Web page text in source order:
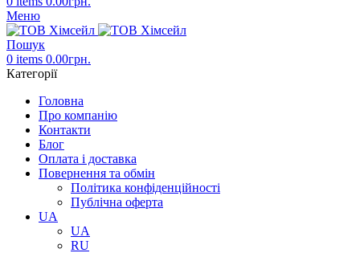
Меню
Пошук
0 items 0.00грн.
Категорії
Головна
Про компанію
Контакти
Блог
Оплата і доставка
Повернення та обмін
Політика конфіденційності
Публічна оферта
UA
UA
RU